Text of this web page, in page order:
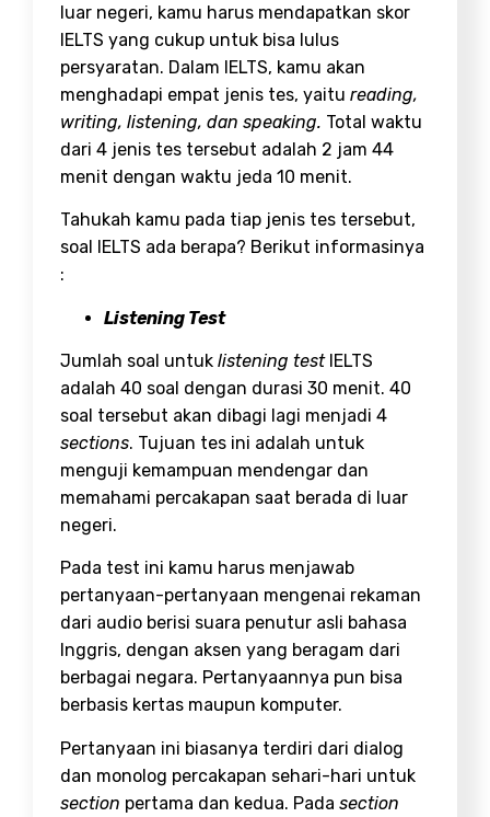
luar negeri, kamu harus mendapatkan skor
IELTS yang cukup untuk bisa lulus
persyaratan. Dalam IELTS, kamu akan
menghadapi empat jenis tes, yaitu reading,
writing, listening, dan speaking. Total waktu
dari 4 jenis tes tersebut adalah 2 jam 44
menit dengan waktu jeda 10 menit.
Tahukah kamu pada tiap jenis tes tersebut,
soal IELTS ada berapa? Berikut informasinya
:
Listening Test
Jumlah soal untuk listening testIELTS
adalah 40 soal dengan durasi 30 menit. 40
soal tersebut akan dibagi lagi menjadi 4
sections. Tujuan tes ini adalah untuk
menguji kemampuan mendengar dan
memahami percakapan saat berada di luar
negeri.
Pada test ini kamu harus menjawab
pertanyaan-pertanyaan mengenai rekaman
dari audio berisi suara penutur asli bahasa
Inggris, dengan aksen yang beragam dari
berbagai negara. Pertanyaannya pun bisa
berbasis kertas maupun komputer.
Pertanyaan ini biasanya terdiri dari dialog
dan monolog percakapan sehari-hari untuk
section pertama dan kedua. Pada section